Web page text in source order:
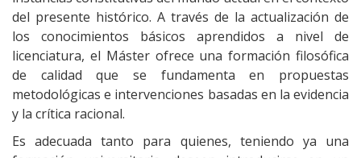
del presente histórico. A través de la actualización de
los conocimientos básicos aprendidos a nivel de
licenciatura, el Máster ofrece una formación filosófica
de calidad que se fundamenta en propuestas
metodológicas e intervenciones basadas en la evidencia
y la crítica racional.
Es adecuada tanto para quienes, teniendo ya una